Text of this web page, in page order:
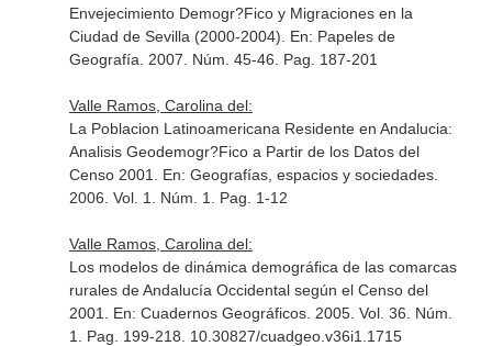
Envejecimiento Demogr?Fico y Migraciones en la
Ciudad de Sevilla (2000-2004). En: Papeles de
Geografía . 2007. Núm. 45-46. Pag. 187-201
Valle Ramos, Carolina del:
La Poblacion Latinoamericana Residente en Andalucia:
Analisis Geodemogr?Fico a Partir de los Datos del
Censo 2001. En: Geografías, espacios y sociedades.
2006. Vol. 1. Núm. 1. Pag. 1-12
Valle Ramos, Carolina del:
Los modelos de dinámica demográfica de las comarcas
rurales de Andalucía Occidental según el Censo del
2001. En: Cuadernos Geográficos. 2005. Vol. 36. Núm.
1. Pag. 199-218. 10.30827/cuadgeo.v36i1.1715